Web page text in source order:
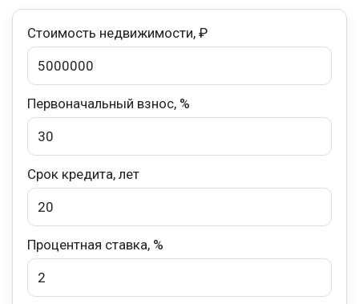
Стоимость недвижимости, ₽
Первоначальный взнос, %
Срок кредита, лет
Процентная ставка, %